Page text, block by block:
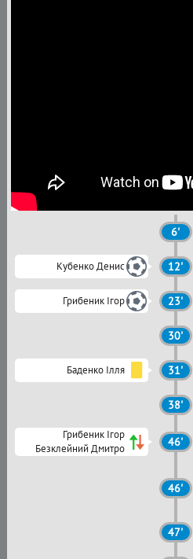
6'
Кубенко Денис 12'
Грибеник Ігор 23'
30'
Баденко Ілля 31'
38'
Грибеник Ігор
Безклейний Дмитро
46'
46'
47'